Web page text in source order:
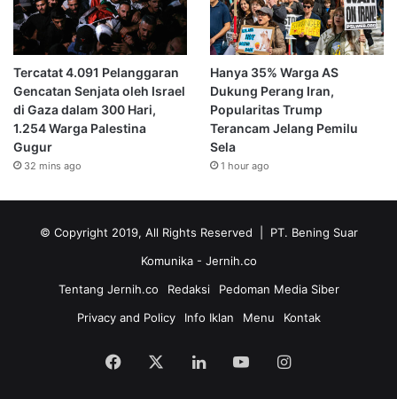
Tercatat 4.091 Pelanggaran
Gencatan Senjata oleh Israel
di Gaza dalam 300 Hari,
1.254 Warga Palestina
Gugur
32 mins ago
Hanya 35% Warga AS
Dukung Perang Iran,
Popularitas Trump
Terancam Jelang Pemilu
Sela
1 hour ago
© Copyright 2019, All Rights Reserved | PT. Bening Suar
Komunika - Jernih.co
Tentang Jernih.co
Redaksi
Pedoman Media Siber
Privacy and Policy
Info Iklan Menu Kontak
Facebook LinkedInYouTubeInstagram